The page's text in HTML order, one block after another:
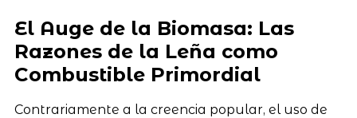
El Auge de la Biomasa: Las
Razones de la Leña como
Combustible Primordial
Contrariamente a la creencia popular, el uso de